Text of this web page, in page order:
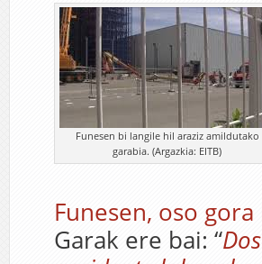
Funesen bi langile hil araziz amildutako
garabia. (Argazkia: EITB)
Funesen, oso
Garak ere bai: “